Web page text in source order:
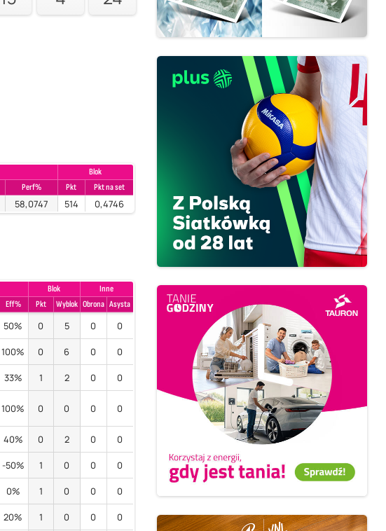
Blok
Perf% Pkt Pkt na set
58,0747 514 0,4746
Blok
Inne
Eff% Pkt Wyblok Obrona Asysta
50% 0 5 0
0
100% 0 6 0
0
33% 1 2 0
0
100% 0 0 0 0
40% 0 2 0
0
-50% 1 0 0
0
0% 1 0 0
0
20% 1 0 0
0